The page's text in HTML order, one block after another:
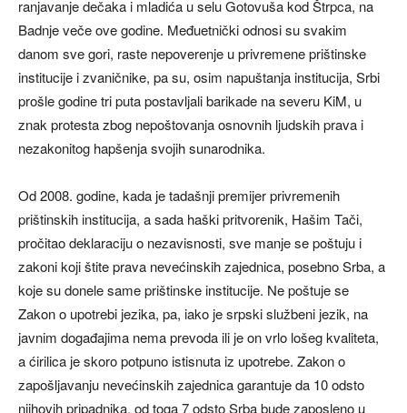
ranjavanje dečaka i mladića u selu Gotovuša kod Štrpca, na
Badnje veče ove godine. Međuetnički odnosi su svakim
danom sve gori, raste nepoverenje u privremene prištinske
institucije i zvaničnike, pa su, osim napuštanja institucija, Srbi
prošle godine tri puta postavljali barikade na severu KiM, u
znak protesta zbog nepoštovanja osnovnih ljudskih prava i
nezakonitog hapšenja svojih sunarodnika.
Od 2008. godine, kada je tadašnji premijer privremenih
prištinskih institucija, a sada haški pritvorenik, Hašim Tači,
pročitao deklaraciju o nezavisnosti, sve manje se poštuju i
zakoni koji štite prava nevećinskih zajednica, posebno Srba, a
koje su donele same prištinske institucije. Ne poštuje se
Zakon o upotrebi jezika, pa, iako je srpski službeni jezik, na
javnim događajima nema prevoda ili je on vrlo lošeg kvaliteta,
a ćirilica je skoro potpuno istisnuta iz upotrebe. Zakon o
zapošljavanju nevećinskih zajednica garantuje da 10 odsto
njihovih pripadnika, od toga 7 odsto Srba bude zaposleno u